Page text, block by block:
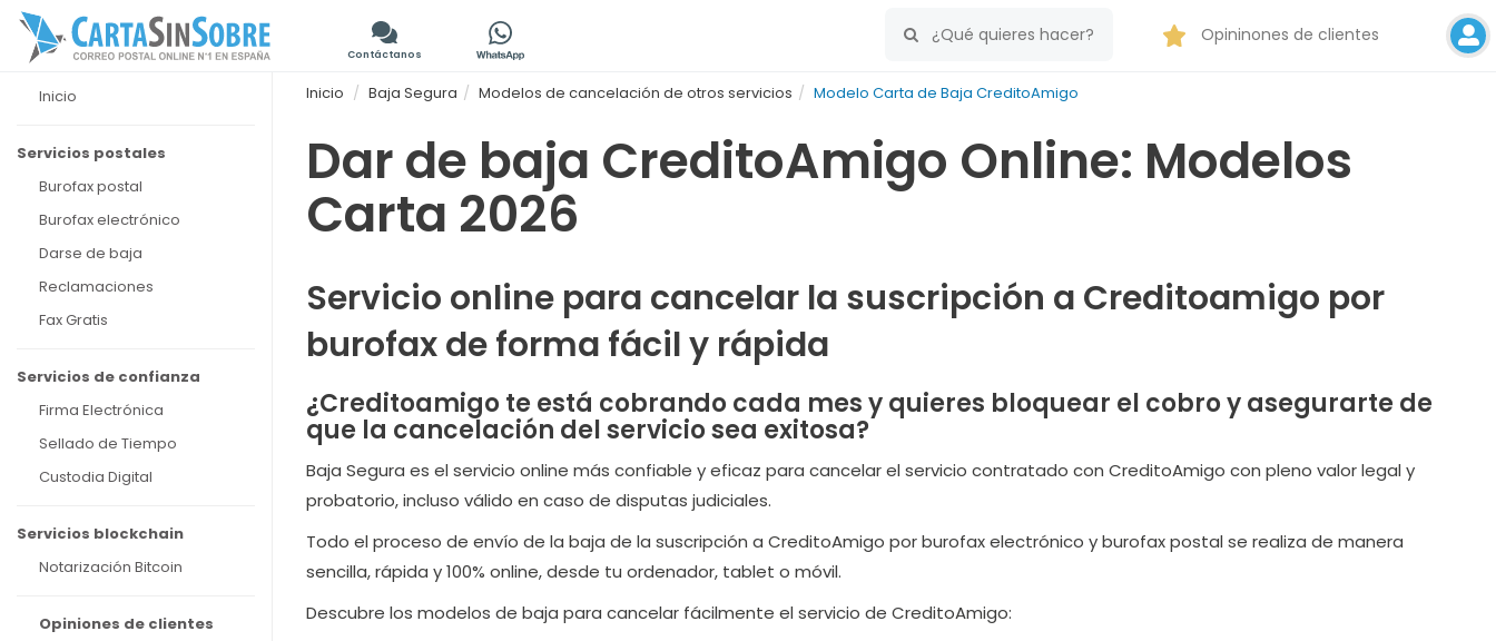
Contáctanos
Opininones de clientes
Inicio
Servicios postales
Burofax postal
Burofax electrónico
Darse de baja
Reclamaciones
Fax Gratis
Servicios de confianza
Firma Electrónica
Sellado de Tiempo
Custodia Digital
Servicios blockchain
Notarización Bitcoin
Opiniones de clientes
Inicio Baja Segura Modelos de cancelación de otros servicios Modelo Carta de Baja CreditoAmigo
Dar de baja CreditoAmigo Online: Modelos
Carta 2026
Servicio online para cancelar la suscripción a Creditoamigo por
burofax de forma fácil y rápida
¿Creditoamigo te está cobrando cada mes y quieres bloquear el cobro y asegurarte de
que la cancelación del servicio sea exitosa?
Baja Segura es el servicio online más confiable y eficaz para cancelar el servicio contratado con CreditoAmigo con pleno valor legal y
probatorio, incluso válido en caso de disputas judiciales.
Todo el proceso de envío de la baja de la suscripción a CreditoAmigo por burofax electrónico y burofax postal se realiza de manera
sencilla, rápida y 100% online, desde tu ordenador, tablet o móvil.
Descubre los modelos de baja para cancelar fácilmente el servicio de CreditoAmigo: